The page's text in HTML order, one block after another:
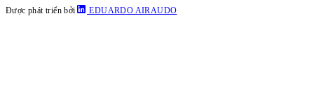
Được phát triển bởi EDUARDO AIRAUDO